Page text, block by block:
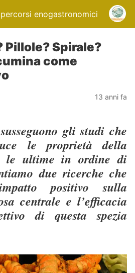
enogastronomici
Pillole? Spirale?
come
13 anni fa
gli studi che
le proprietà della
le ultime in ordine di
due ricerche che
positivo sulla
centrale e l’efficacia
di questa spezia